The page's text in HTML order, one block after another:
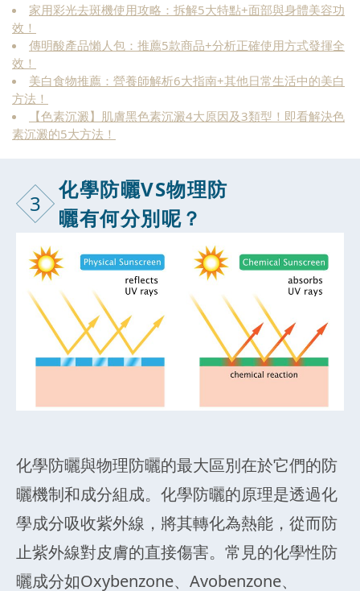
家用彩光去斑機使用攻略：拆解5大特點+面部與身體美容功
效！
傳明酸產品懶人包：推薦5款商品+分析正確使用方式發揮全
效！
美白食物推薦：營養師解析6大指南+其他日常生活中的美白
方法！
【色素沉澱】肌膚黑色素沉澱4大原因及3類型！即看解決色
素沉澱的5大方法！
3
化學防曬VS物理防
曬有何分別呢？
化學防曬與物理防曬的最大區別在於它們的防
曬機制和成分組成。化學防曬的原理是透過化
學成分吸收紫外線，將其轉化為熱能，從而防
止紫外線對皮膚的直接傷害。常見的化學性防
曬成分如Oxybenzone、Avobenzone、